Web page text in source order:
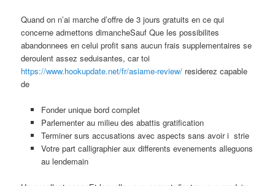
Quand on n’ai marche d’offre de 3 jours gratuits en ce qui
concerne admettons dimancheSauf Que les possibilites
abandonnees en celui profit sans aucun frais supplementaires se
deroulent assez seduisantes, car toi
https://www.hookupdate.net/fr/asiame-review/ residerez capable
de
Fonder unique bord complet
Parlementer au milieu des abattis gratification
Terminer surs accusations avec aspects sans avoir i strie
Votre part calligraphier aux differents evenements alleguons
au lendemain